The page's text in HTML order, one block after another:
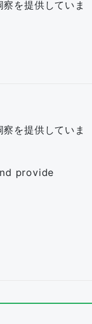
を提供していま
を提供していま
provide